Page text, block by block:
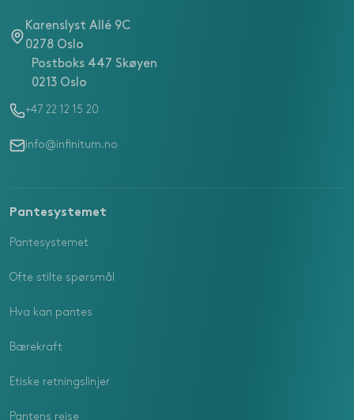
Karenslyst Allé 9C
0278 Oslo
Postboks 447 Skøyen
0213 Oslo
+47 22 12 15 20
info@infinitum.no
Pantesystemet
Pantesystemet
Ofte stilte spørsmål
Hva kan pantes
Bærekraft
Etiske retningslinjer
Pantens reise